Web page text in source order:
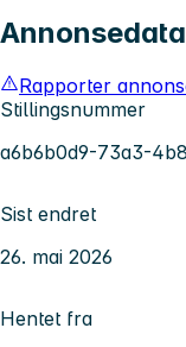
Annonsedata
Rapporter
Stillingsnummer
a6b6b0d9-73a3-
Sist endret
26. mai 2026
Hentet fra